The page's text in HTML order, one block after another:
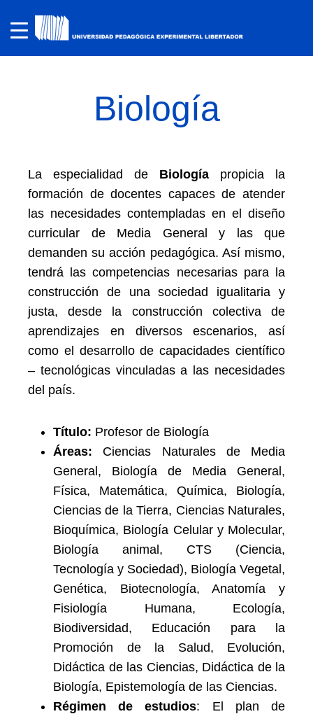
Biología
La especialidad de Biología propicia la
formación de docentes capaces de atender
las necesidades contempladas en el diseño
curricular de Media General y las que
demanden su acción pedagógica. Así mismo,
tendrá las competencias necesarias para la
construcción de una sociedad igualitaria y
justa, desde la construcción colectiva de
aprendizajes en diversos escenarios, así
como el desarrollo de capacidades científico
– tecnológicas vinculadas a las necesidades
del país.
Título: Profesor de Biología
Áreas: Ciencias Naturales de Media
General, Biología de Media General,
Física, Matemática, Química, Biología,
Ciencias de la Tierra, Ciencias Naturales,
Bioquímica, Biología Celular y Molecular,
Biología animal, CTS (Ciencia,
Tecnología y Sociedad), Biología Vegetal,
Genética, Biotecnología, Anatomía y
Fisiología Humana, Ecología,
Biodiversidad, Educación para la
Promoción de la Salud, Evolución,
Didáctica de las Ciencias, Didáctica de la
Biología, Epistemología de las Ciencias.
Régimen de estudios: El plan de